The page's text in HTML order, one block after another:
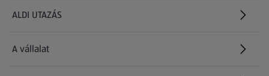
ALDI UTAZÁS
(új oldalon nyílik meg)
A vállalat